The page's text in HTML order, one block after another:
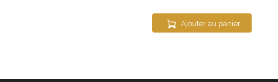
Ajouter au panier